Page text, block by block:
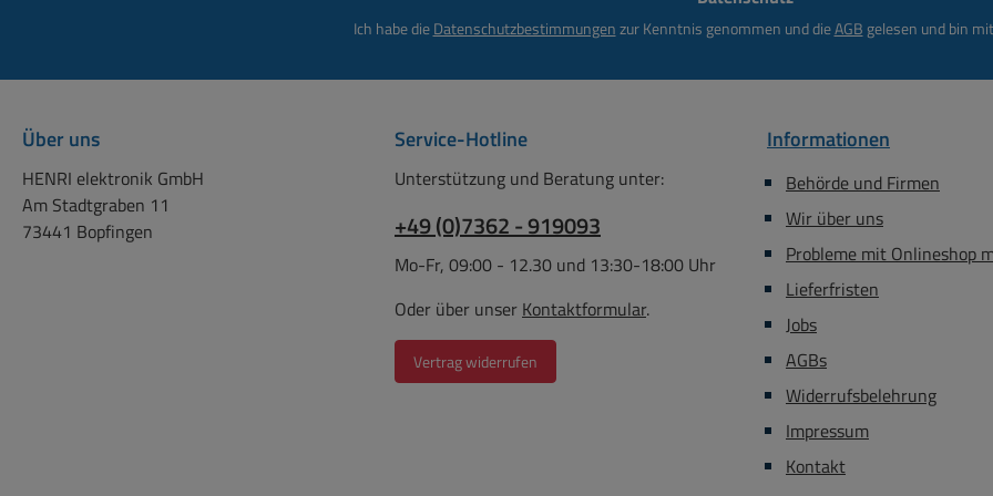
Kontakte verhindern das
Hängen bleiben des Tip
Klinkenstecker im
vernickelte Kontakte
(Stereo Ausführung)
Kabeltülle mit
Zugentlastung Kabeleinlass
für Kabel mit Durchmesser
4-7mm Temperatur
Ich habe dieDatenschutzbestimmungenzur Kenntnis genommen und dieAGB gelesen und bin
Über uns
HENRI elektronik GmbH
Am Stadtgraben 11
73441 Bopfingen
Service-Hotline
Unterstützung und Beratung unter:
+49 (0)7362 - 919093
Mo-Fr, 09:00 - 12.30 und 13:30-18:00 Uhr
Oder über unser Kontaktformular.
Vertrag widerrufen
Informationen
Behörde und Firmen
Wir über uns
Probleme mit Onlineshop
Lieferfristen
Jobs
AGBs
Widerrufsbelehrung
Impressum
Kontakt